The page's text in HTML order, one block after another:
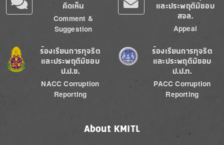
คิดเห็น
Comment &
Suggestion
และประพฤติมิชอบ
สจล.
Appeal
Image
ร้องเรียนการทุจริต
และประพฤติมิชอบ
ป.ป.ช.
NACC Corruption
Reporting
Image
ร้องเรียนการทุจริต
และประพฤติมิชอบ
ป.ป.ท.
PACC Corruption
Reporting
About KMITL